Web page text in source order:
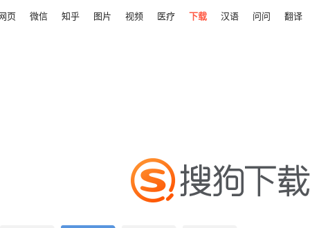
页 微信 知乎 图片 视频 医疗 下载 汉语 问问 翻译